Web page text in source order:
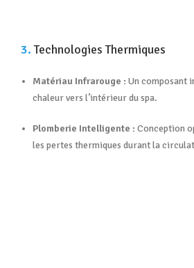
3.Technologies Thermiques
Matériau Infrarouge : Un composant
chaleur vers l’intérieur du spa.
Plomberie Intelligente : Conception
les pertes thermiques durant la